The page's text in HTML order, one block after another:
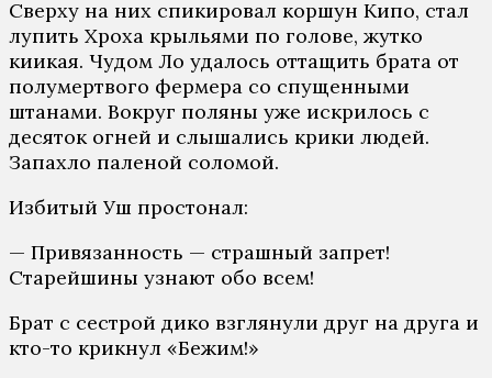
Сверху на них спикировал коршун Кипо, стал
лупить Хроха крыльями по голове, жутко
киикая. Чудом Ло удалось оттащить брата от
полумертвого фермера со спущенными
штанами. Вокруг поляны уже искрилось с
десяток огней и слышались крики людей.
Запахло паленой соломой.
Избитый Уш простонал:
— Привязанность — страшный запрет!
Старейшины узнают обо всем!
Брат с сестрой дико взглянули друг на друга и
кто-то крикнул «Бежим!»